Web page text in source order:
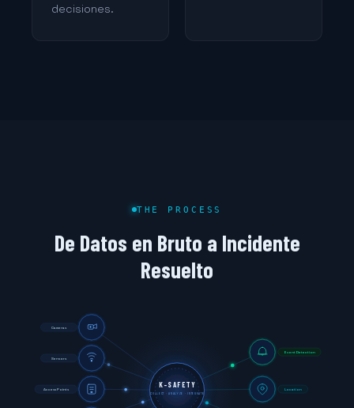
decisiones.
THE PROCESS
De Datos en Bruto a Incidente
Resuelto
K-SAFETY
COLLECT · ANALYZE · INTEGRATE
Cameras
Sensors
Access Points
Event Detection
Location